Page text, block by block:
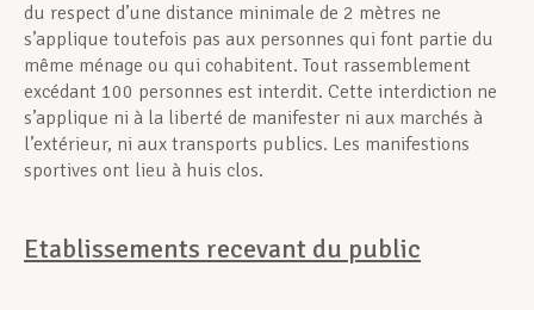
du respect d’une distance minimale de 2 mètres ne
s’applique toutefois pas aux personnes qui font partie du
même ménage ou qui cohabitent. Tout rassemblement
excédant 100 personnes est interdit. Cette interdiction ne
s’applique ni à la liberté de manifester ni aux marchés à
l’extérieur, ni aux transports publics. Les manifestions
sportives ont lieu à huis clos.
Etablissements recevant du public